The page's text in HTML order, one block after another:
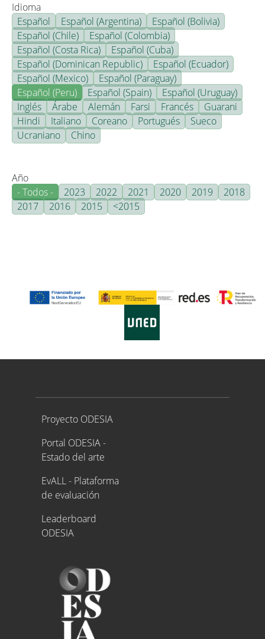
Idioma
Español
Español (Argentina)
Español (Bolivia)
Español (Chile)
Español (Colombia)
Español (Costa Rica)
Español (Cuba)
Español (Dominican Republic)
Español (Ecuador)
Español (Mexico)
Español (Paraguay)
Español (Peru)
Español (Spain)
Español (Uruguay)
Inglés
Árabe Alemán Farsi Francés
Guarani
Hindi
Italiano Coreano Portugués
Sueco
Ucraniano
Chino
Año
- Todos -
2023 2022 2021 2020 2019
2018
2017
2016 2015 <2015
Proyecto ODESIA
Proyecto ODESIA
Portal ODESIA -
Estado del arte
EvALL - Plataforma
de evaluación
Leaderboard
ODESIA